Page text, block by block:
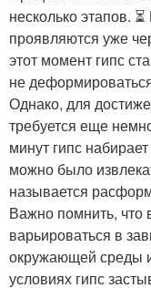
несколько этапов.
проявляются уже
этот момент гипс
не
Однако, для
требуется еще
минут гипс
можно было
называется
Важно помнить, что
варьироваться в
окружающей среды
условиях гипс